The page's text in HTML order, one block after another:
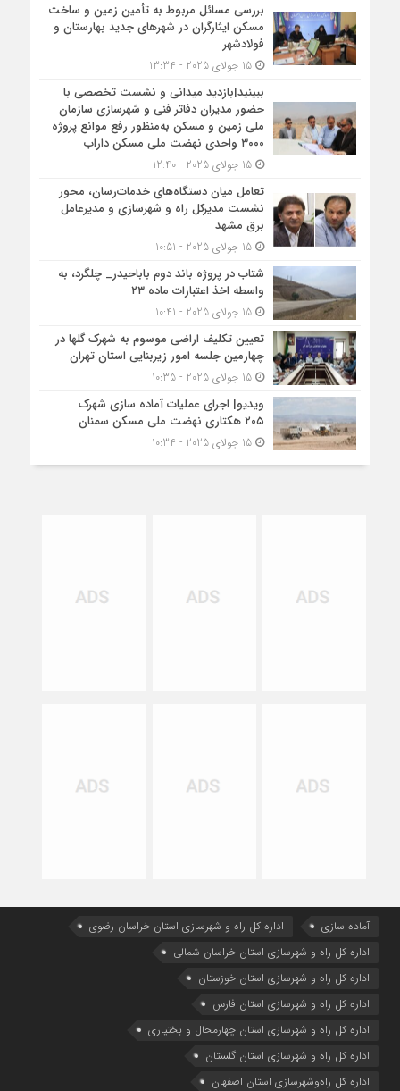
بررسی مسائل مربوط به تأمین زمین و ساخت
مسکن ایثارگران در شهرهای جدید بهارستان و
فولادشهر
15 جولای 2025 - 13:34
ببینید|بازدید میدانی و نشست تخصصی با
حضور مدیران دفاتر فنی و شهرسازی سازمان
ملی زمین و مسکن به‌منظور رفع موانع پروژه
۳۰۰۰ واحدی نهضت ملی مسکن داراب
15 جولای 2025 - 12:40
تعامل میان دستگاه‌های خدمات‌رسان، محور
نشست مدیرکل راه و شهرسازی و مدیرعامل
برق مشهد
15 جولای 2025 - 10:51
شتاب در پروژه باند دوم باباحیدر_ چلگرد، به
واسطه اخذ اعتبارات ماده ۲۳
15 جولای 2025 - 10:41
تعیین تکلیف اراضی موسوم به شهرک گلها در
چهارمین جلسه امور زیربنایی استان تهران
15 جولای 2025 - 10:35
ویدیو| اجرای عملیات آماده سازی شهرک
۲۰۵ هکتاری نهضت ملی مسکن سمنان
15 جولای 2025 - 10:34
آماده سازی
اداره كل راه و شهرسازي استان خراسان رضوي
اداره كل راه و شهرسازي استان خراسان شمالي
اداره كل راه و شهرسازي استان خوزستان
اداره كل راه و شهرسازي استان فارس
اداره كل راه و شهرسازي استان چهارمحال و بختياري
اداره كل راه و شهرسازي استان گلستان
اداره كل راه‌و‌شهرسازي استان اصفهان